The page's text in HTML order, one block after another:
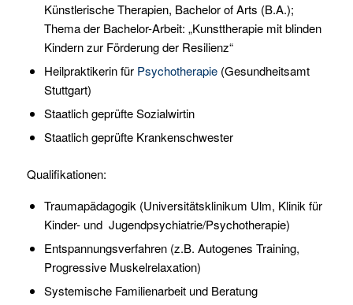
Künstlerische Therapien, Bachelor of Arts (B.A.);
Thema der Bachelor-Arbeit: „Kunsttherapie mit blinden
Kindern zur Förderung der Resilienz“
Heilpraktikerin für Psychotherapie (Gesundheitsamt
Stuttgart)
Staatlich geprüfte Sozialwirtin
Staatlich geprüfte Krankenschwester
Qualifikationen:
Traumapädagogik (Universitätsklinikum Ulm, Klinik für
Kinder- und Jugendpsychiatrie/Psychotherapie)
Entspannungsverfahren (z.B. Autogenes Training,
Progressive Muskelrelaxation)
Systemische Familienarbeit und Beratung